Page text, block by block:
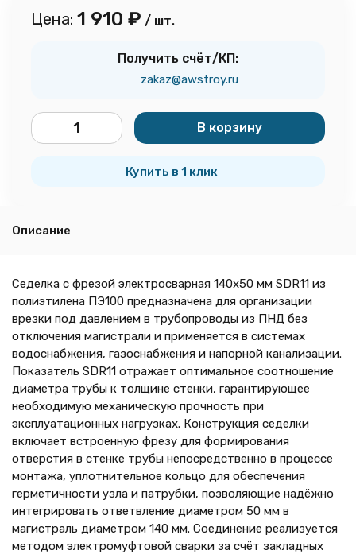
Цена: 1 910 ₽ / шт.
Получить счёт/КП:
zakaz@awstroy.ru
В корзину
Купить в 1 клик
Описание
Седелка с фрезой электросварная 140х50 мм SDR11 из
полиэтилена ПЭ100 предназначена для организации
врезки под давлением в трубопроводы из ПНД без
отключения магистрали и применяется в системах
водоснабжения, газоснабжения и напорной канализации.
Показатель SDR11 отражает оптимальное соотношение
диаметра трубы к толщине стенки, гарантирующее
необходимую механическую прочность при
эксплуатационных нагрузках. Конструкция седелки
включает встроенную фрезу для формирования
отверстия в стенке трубы непосредственно в процессе
монтажа, уплотнительное кольцо для обеспечения
герметичности узла и патрубки, позволяющие надёжно
интегрировать ответвление диаметром 50 мм в
магистраль диаметром 140 мм. Соединение реализуется
методом электромуфтовой сварки за счёт закладных